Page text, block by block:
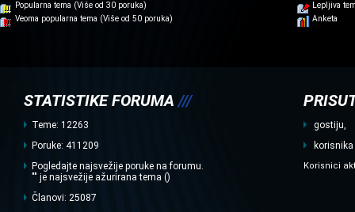
Popularna tema (Više od 30 poruka)
Veoma popularna tema (Više od 50 poruka)
Lepljiva
Anketa
STATISTIKE FORUMA ///
Teme: 12263
Poruke: 411209
Pogledajte najsvežije poruke na forumu.
"" je najsvežije ažurirana tema ()
Članovi: 25087
gostiju,
korisnika
Korisnici